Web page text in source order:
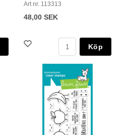
Art nr. 113313
48,00 SEK
Köp